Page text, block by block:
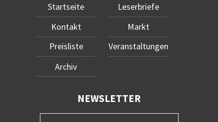
Startseite
Kontakt
Preisliste
Archiv
Leserbriefe
Markt
Veranstaltungen
NEWSLETTER